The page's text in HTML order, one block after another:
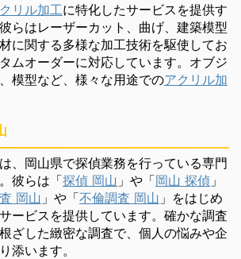
リル加工に特化したサービスを提供す
らはレーザーカット、曲げ、建築模型
に関する多様な加工技術を駆使してお
ムオーダーに対応しています。オブジ
模型など、様々な用途でのアクリル加
、岡山県で探偵業務を行っている専門
彼らは「探偵 岡山 」や「岡山 探偵 」
岡山 」や「不倫調査 岡山 」をはじめ
ービスを提供しています。確かな調査
ざした緻密な調査で、個人の悩みや企
添います。